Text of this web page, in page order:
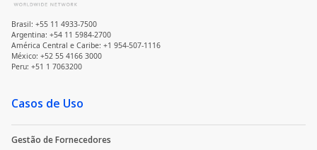
Brasil: +55 11 4933-7500
Argentina: +54 11 5984-2700
América Central e Caribe: +1 954-507-1116
México: +52 55 4166 3000
Peru: +51 1 7063200
Casos de Uso
Gestão de Fornecedores